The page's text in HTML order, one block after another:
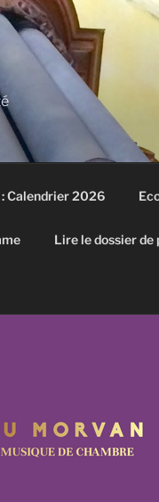
Calendrier 2026
Lire le dossier de